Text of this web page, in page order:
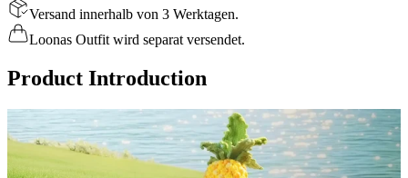
Versand innerhalb von 3 Werktagen.
Loonas Outfit wird separat versendet.
Product Introduction